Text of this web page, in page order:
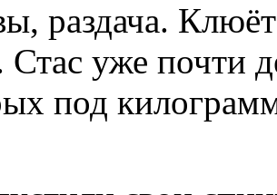
раздача.
Стас уже почти
под